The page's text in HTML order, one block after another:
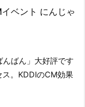
ベント にんじゃ
ばん」大好評です
。KDDIのCM効果